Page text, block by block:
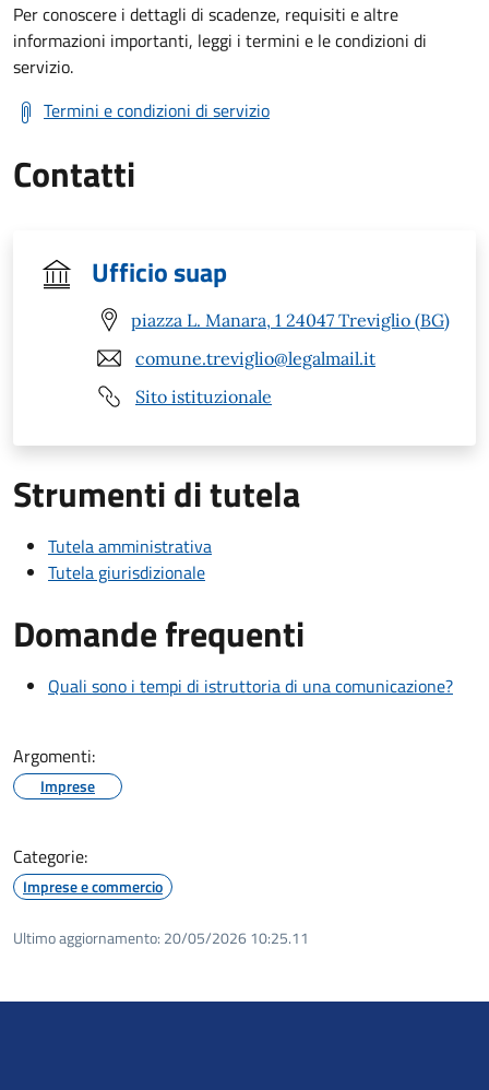
Per conoscere i dettagli di scadenze, requisiti e altre
informazioni importanti, leggi i termini e le condizioni di
servizio.
Termini e condizioni di servizio
Contatti
Ufficio suap
piazza L. Manara, 1 24047 Treviglio (BG)
comune.treviglio@legalmail.it
Sito istituzionale
Strumenti di tutela
Tutela amministrativa
Tutela giurisdizionale
Domande frequenti
Quali sono i tempi di istruttoria di una comunicazione?
Argomenti:
Imprese
Categorie:
Imprese e commercio
Ultimo aggiornamento: 20/05/2026 10:25.11